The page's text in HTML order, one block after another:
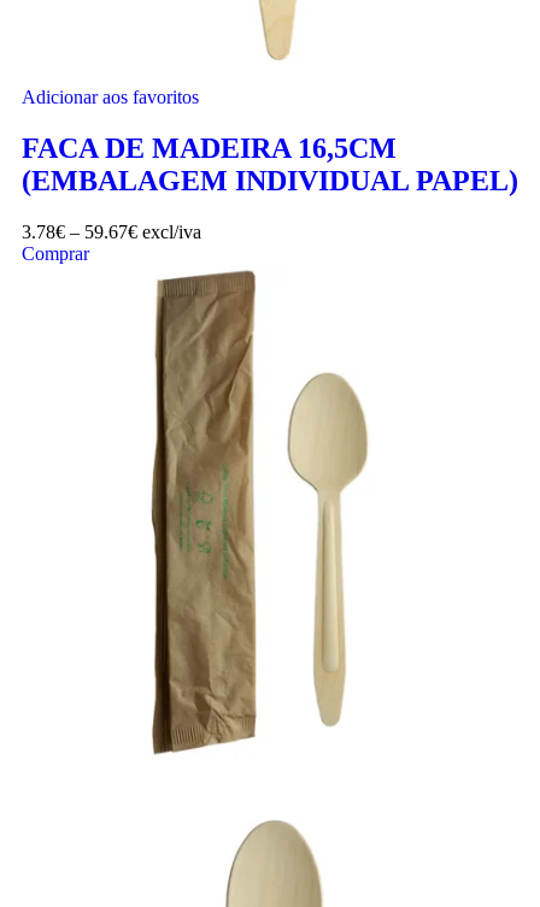
Adicionar aos favoritos
FACA DE MADEIRA 16,5CM
(EMBALAGEM INDIVIDUAL PAPEL)
3.78€ – 59.67€ excl/iva
Comprar